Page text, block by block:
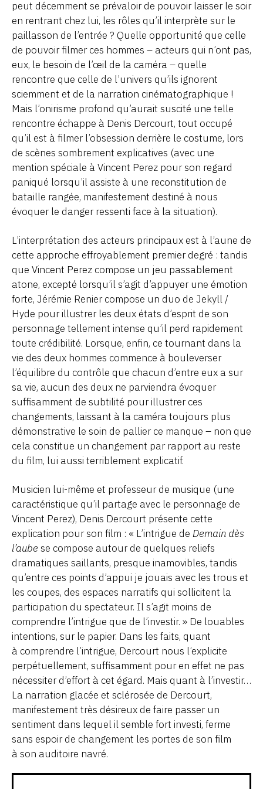
peut décemment se prévaloir de pouvoir laisser le soir
en rentrant chez lui, les rôles qu’il interprète sur le
paillasson de l’entrée ? Quelle opportunité que celle
de pouvoir filmer ces hommes – acteurs qui n’ont pas,
eux, le besoin de l’œil de la caméra – quelle
rencontre que celle de l’univers qu’ils ignorent
sciemment et de la narration cinématographique !
Mais l’onirisme profond qu’aurait suscité une telle
rencontre échappe à Denis Dercourt, tout occupé
qu’il est à filmer l’obsession derrière le costume, lors
de scènes sombrement explicatives (avec une
mention spéciale à Vincent Perez pour son regard
paniqué lorsqu’il assiste à une reconstitution de
bataille rangée, manifestement destiné à nous
évoquer le danger ressenti face à la situation).
L’interprétation des acteurs principaux est à l’aune de
cette approche effroyablement premier degré : tandis
que Vincent Perez compose un jeu passablement
atone, excepté lorsqu’il s’agit d’appuyer une émotion
forte, Jérémie Renier compose un duo de Jekyll /
Hyde pour illustrer les deux états d’esprit de son
personnage tellement intense qu’il perd rapidement
toute crédibilité. Lorsque, enfin, ce tournant dans la
vie des deux hommes commence à bouleverser
l’équilibre du contrôle que chacun d’entre eux a sur
sa vie, aucun des deux ne parviendra évoquer
suffisamment de subtilité pour illustrer ces
changements, laissant à la caméra toujours plus
démonstrative le soin de pallier ce manque – non que
cela constitue un changement par rapport au reste
du film, lui aussi terriblement explicatif.
Musicien lui-même et professeur de musique (une
caractéristique qu’il partage avec le personnage de
Vincent Perez), Denis Dercourt présente cette
explication pour son film : « L’intrigue de Demain dès
l’aube se compose autour de quelques reliefs
dramatiques saillants, presque inamovibles, tandis
qu’entre ces points d’appui je jouais avec les trous et
les coupes, des espaces narratifs qui sollicitent la
participation du spectateur. Il s’agit moins de
comprendre l’intrigue que de l’investir. » De louables
intentions, sur le papier. Dans les faits, quant
à comprendre l’intrigue, Dercourt nous l’explicite
perpétuellement, suffisamment pour en effet ne pas
nécessiter d’effort à cet égard. Mais quant à l’investir…
La narration glacée et sclérosée de Dercourt,
manifestement très désireux de faire passer un
sentiment dans lequel il semble fort investi, ferme
sans espoir de changement les portes de son film
à son auditoire navré.